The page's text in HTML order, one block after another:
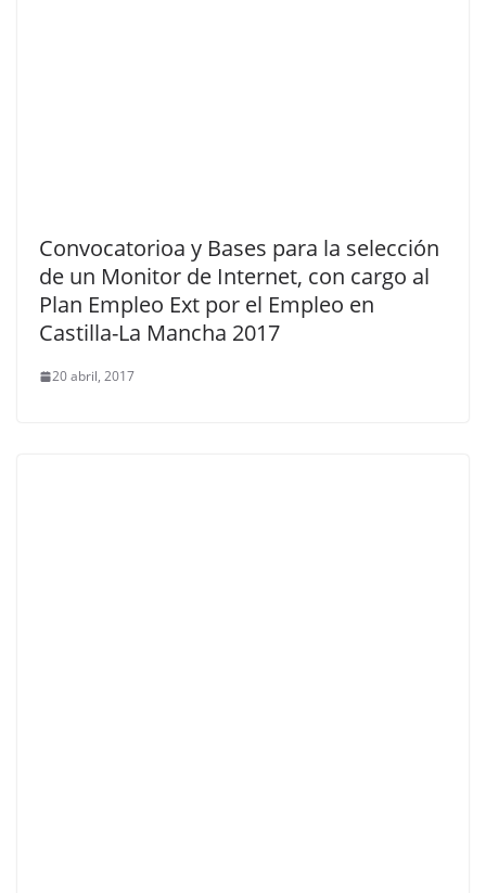
Convocatorioa y Bases para la selección
de un Monitor de Internet, con cargo al
Plan Empleo Ext por el Empleo en
Castilla-La Mancha 2017
20 abril, 2017